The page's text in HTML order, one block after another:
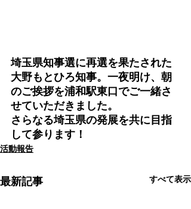
埼玉県知事選に再選を果たされた
大野もとひろ知事。一夜明け、朝
のご挨拶を浦和駅東口でご一緒さ
せていただきました。
さらなる埼玉県の発展を共に目指
して参ります！
活動報告
最新記事 すべて表示